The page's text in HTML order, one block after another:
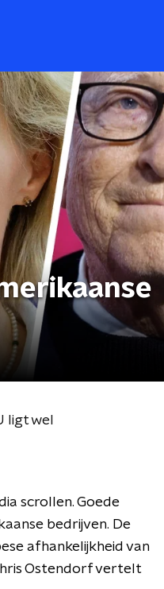
ligt wel
scrollen. Goede
bedrijven. De
afhankelijkheid van
Ostendorf vertelt